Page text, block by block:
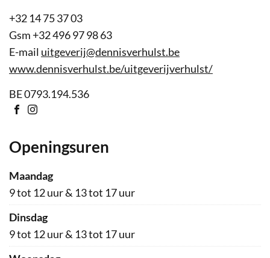
Tel.
+32 14 75 37 03
Gsm +32 496 97 98 63
E-
mail
uitgeverij@dennisverhulst.be
Website
www.dennisverhulst.be/uitgeverijverhulst/
Ondernemingsnummer
BE 0793.194.536
Sociaal
Openingsuren
maandag
9tot 12uur& 13tot 17uur
dinsdag
9tot 12uur& 13tot 17uur